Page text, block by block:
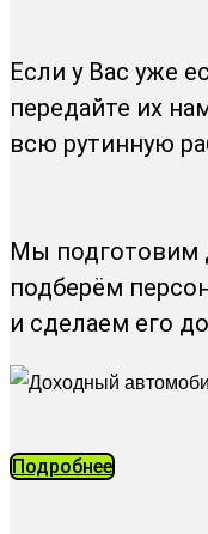
Если у Вас уже
передайте их
всю рутинную
Мы подготовим
подберём
и сделаем его
Подробнее